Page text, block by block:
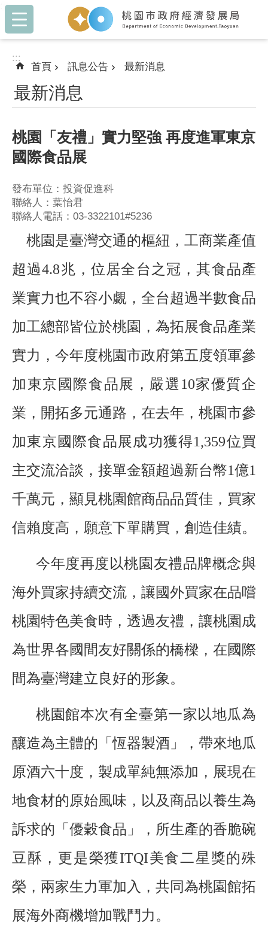
跳到主要內容區塊
:::
:::
首頁 訊息公告 最新消息
最新消息
桃園「友禮」實力堅強 再度進軍東京
國際食品展
發布單位：投資促進科
聯絡人：葉怡君
聯絡人電話：03-3322101#5236
桃園是臺灣交通的樞紐，工商業產值
超過4.8兆，位居全台之冠，其食品產
業實力也不容小覷，全台超過半數食品
加工總部皆位於桃園，為拓展食品產業
實力，今年度桃園市政府第五度領軍參
加東京國際食品展，嚴選10家優質企
業，開拓多元通路，在去年，桃園市參
加東京國際食品展成功獲得1,359位買
主交流洽談，接單金額超過新台幣1億1
千萬元，顯見桃園館商品品質佳，買家
信賴度高，願意下單購買，創造佳績。
今年度再度以桃園友禮品牌概念與
海外買家持續交流，讓國外買家在品嚐
桃園特色美食時，透過友禮，讓桃園成
為世界各國間友好關係的橋樑，在國際
間為臺灣建立良好的形象。
桃園館本次有全臺第一家以地瓜為
釀造為主體的「恆器製酒」，帶來地瓜
原酒六十度，製成單純無添加，展現在
地食材的原始風味，以及商品以養生為
訴求的「優穀食品」，所生產的香脆碗
豆酥，更是榮獲ITQI美食二星獎的殊
榮，兩家生力軍加入，共同為桃園館拓
展海外商機增加戰鬥力。